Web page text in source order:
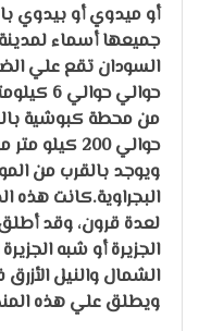
جميعها أسماء
السودان تقع علي
حوالي
من محطة كبوشية
حوالي 200
ويوجد بالقرب من
البجراوية.كانت هذه
لعدة قرون، وقد
الجزيرة أو شبه
الشمال والنيل
ويطلق علي هذه